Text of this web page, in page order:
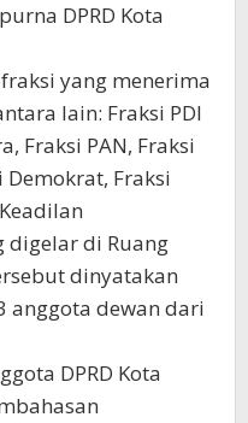
DPRD Kota
yang menerima
lain: Fraksi PDI
Fraksi PAN, Fraksi
Demokrat, Fraksi
digelar di Ruang
dinyatakan
anggota dewan dari
DPRD Kota